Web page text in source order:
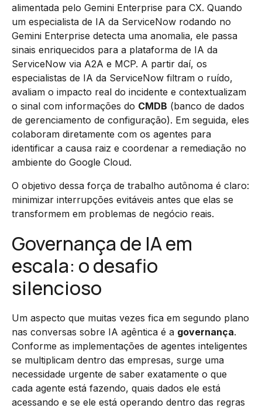
alimentada pelo Gemini Enterprise para CX. Quando
um especialista de IA da ServiceNow rodando no
Gemini Enterprise detecta uma anomalia, ele passa
sinais enriquecidos para a plataforma de IA da
ServiceNow via A2A e MCP. A partir daí, os
especialistas de IA da ServiceNow filtram o ruído,
avaliam o impacto real do incidente e contextualizam
o sinal com informações do CMDB (banco de dados
de gerenciamento de configuração). Em seguida, eles
colaboram diretamente com os agentes para
identificar a causa raiz e coordenar a remediação no
ambiente do Google Cloud.
O objetivo dessa força de trabalho autônoma é claro:
minimizar interrupções evitáveis antes que elas se
transformem em problemas de negócio reais.
Governança de IA em
escala: o desafio
silencioso
Um aspecto que muitas vezes fica em segundo plano
nas conversas sobre IA agêntica é a governança.
Conforme as implementações de agentes inteligentes
se multiplicam dentro das empresas, surge uma
necessidade urgente de saber exatamente o que
cada agente está fazendo, quais dados ele está
acessando e se ele está operando dentro das regras